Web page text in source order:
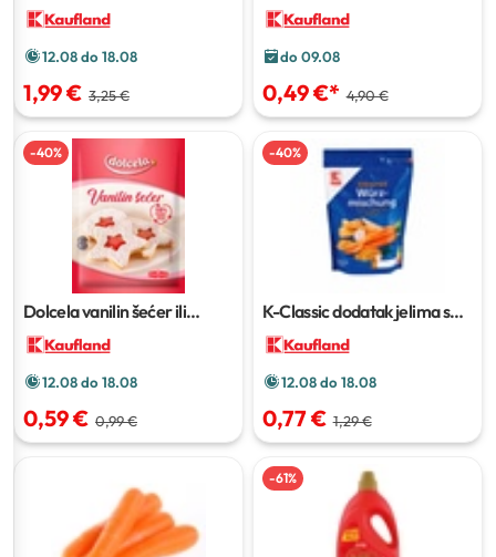
12.08 do 18.08
1,99 € 3,25 €
do 09.08
0,49 €* 4,90 €
-40%
Dolcela vanilin šećer ili
12.08 do 18.08
0,59 € 0,99 €
-40%
K-Classic dodatak jelima s
12.08 do 18.08
0,77 € 1,29 €
-61%